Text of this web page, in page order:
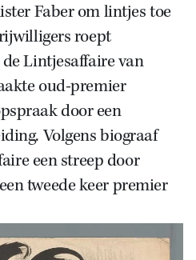
Zoek
Faber om lintjes toe
roept
Lintjesaffaire van
oud-premier
door een
Volgens biograaf
een streep door
tweede keer premier